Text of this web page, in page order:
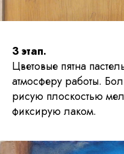
3 этап.
Цветовые пятна
атмосферу работы.
рисую плоскостью
фиксирую лаком.